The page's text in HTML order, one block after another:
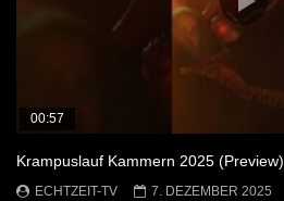
00:57
Krampuslauf Kammern 2025 (Preview)
ECHTZEIT-TV
7. DEZEMBER 2025